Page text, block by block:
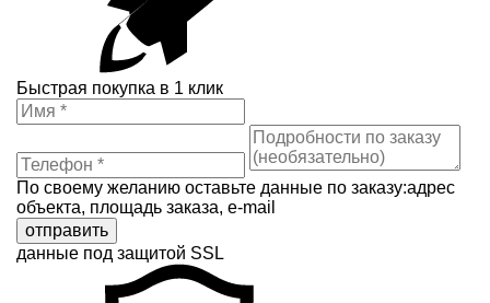
Быстрая покупка в 1 клик
По своему желанию оставьте данные по заказу:адрес
объекта, площадь заказа, e-mail
отправить
данные под защитой SSL